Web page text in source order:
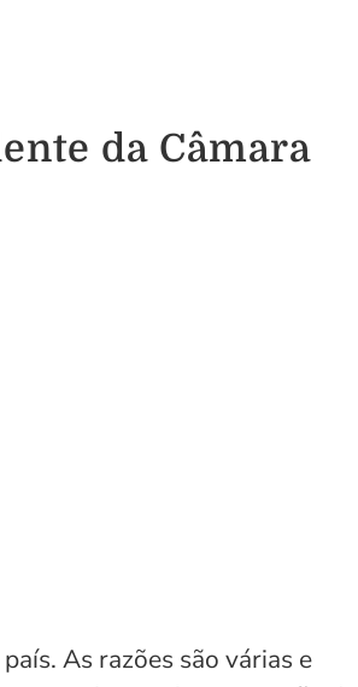
da Câmara
As razões são várias e